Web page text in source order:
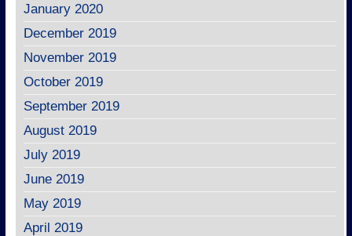
January 2020
December 2019
November 2019
October 2019
September 2019
August 2019
July 2019
June 2019
May 2019
April 2019